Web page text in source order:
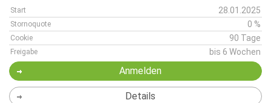
Start 28.01.2025
Stornoquote 0 %
Cookie 90 Tage
Freigabe bis 6 Wochen
Anmelden
Details